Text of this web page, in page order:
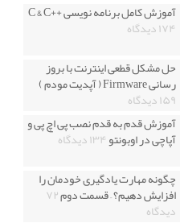
آموزش کامل برنامه نویسی ++C & C
۱۷۴ دیدگاه
حل مشکل قطعی اینترنت با بروز
رسانی Firmware ( آپدیت مودم )
۱۵۹ دیدگاه
آموزش قدم به قدم نصب پی اچ پی و
آپاچی در اوبونتو۱۳۴ دیدگاه
چگونه مهارت یادگیری خودمان را
افزایش دهیم؟ – قسمت دوم۷۲
دیدگاه